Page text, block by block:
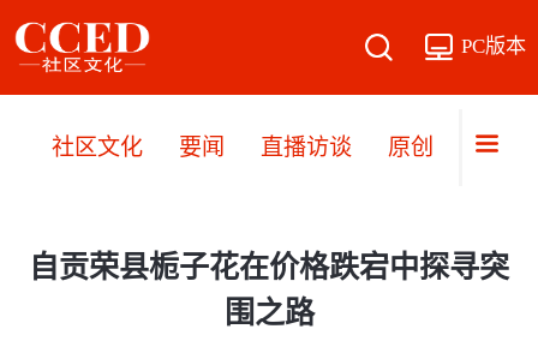
PC版本
社区文化 要闻 直播访谈 原创 文旅
自贡荣县栀子花在价格跌宕中探寻突
围之路